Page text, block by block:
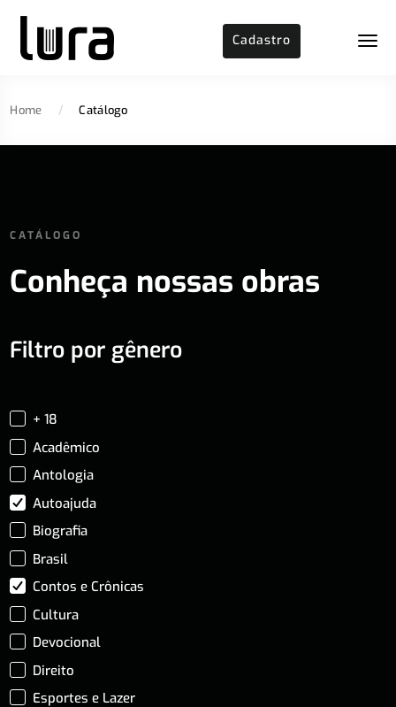
Cadastro
Home / Catálogo
CATÁLOGO
Conheça nossas obras
Filtro por gênero
+ 18
Acadêmico
Antologia
Autoajuda
Biografia
Brasil
Contos e Crônicas
Cultura
Devocional
Direito
Esportes e Lazer